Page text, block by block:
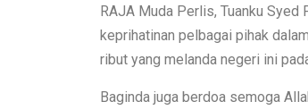
RAJA Muda Perlis, Tuanku
keprihatinan pelbagai pihak
ribut yang melanda negeri ini
Baginda juga berdoa semoga